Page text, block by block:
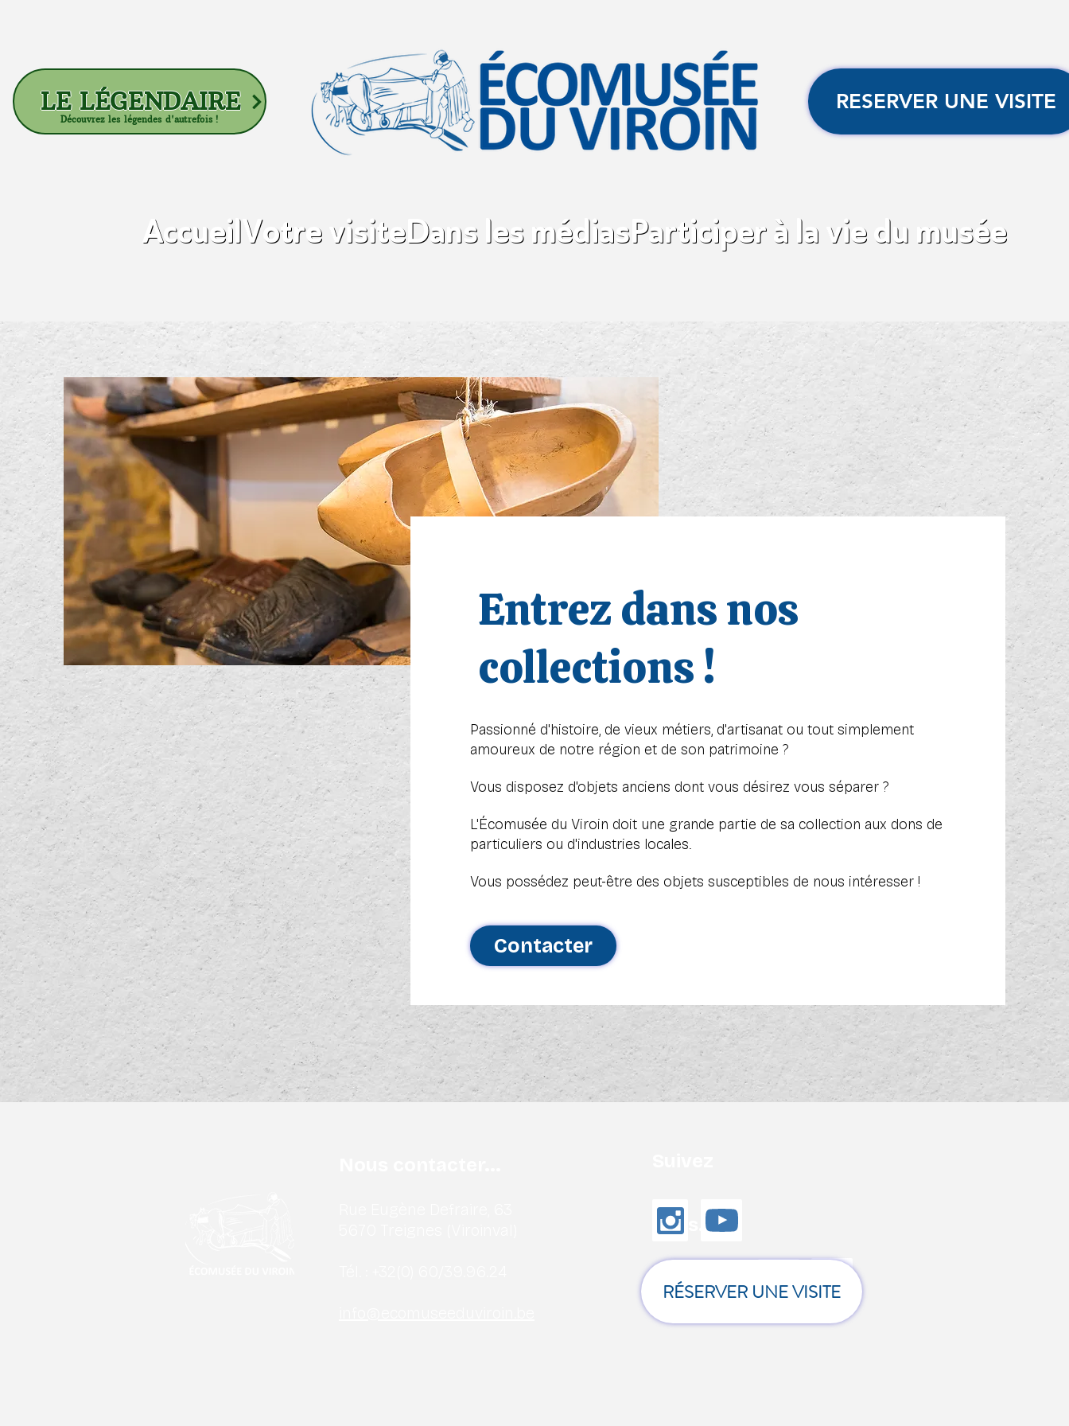
AccueilVotre visiteDans les médiasParticiper à la vie du musée
RESERVER UNE VISITE
LE LÉGENDAIRE
Découvrez les légendes d'autrefois !
Entrez dans nos
collections !
Passionné d'histoire, de vieux métiers, d'artisanat ou tout simplement
amoureux de notre région et de son patrimoine ?
Vous disposez d'objets anciens dont vous désirez vous séparer ?
L'Écomusée du Viroin doit une grande partie de sa collection aux dons de
particuliers ou d'industries locales.
Vous possédez peut-être des objets susceptibles de nous intéresser !
Contacter
nous...
RÉSERVER UNE VISITE